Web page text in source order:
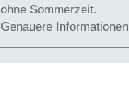
ohne Sommerzeit.
Genauere